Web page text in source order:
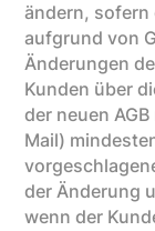
ändern,
aufgrund von
Änderungen
Kunden über
der neuen
Mail)
der Änderung
wenn der